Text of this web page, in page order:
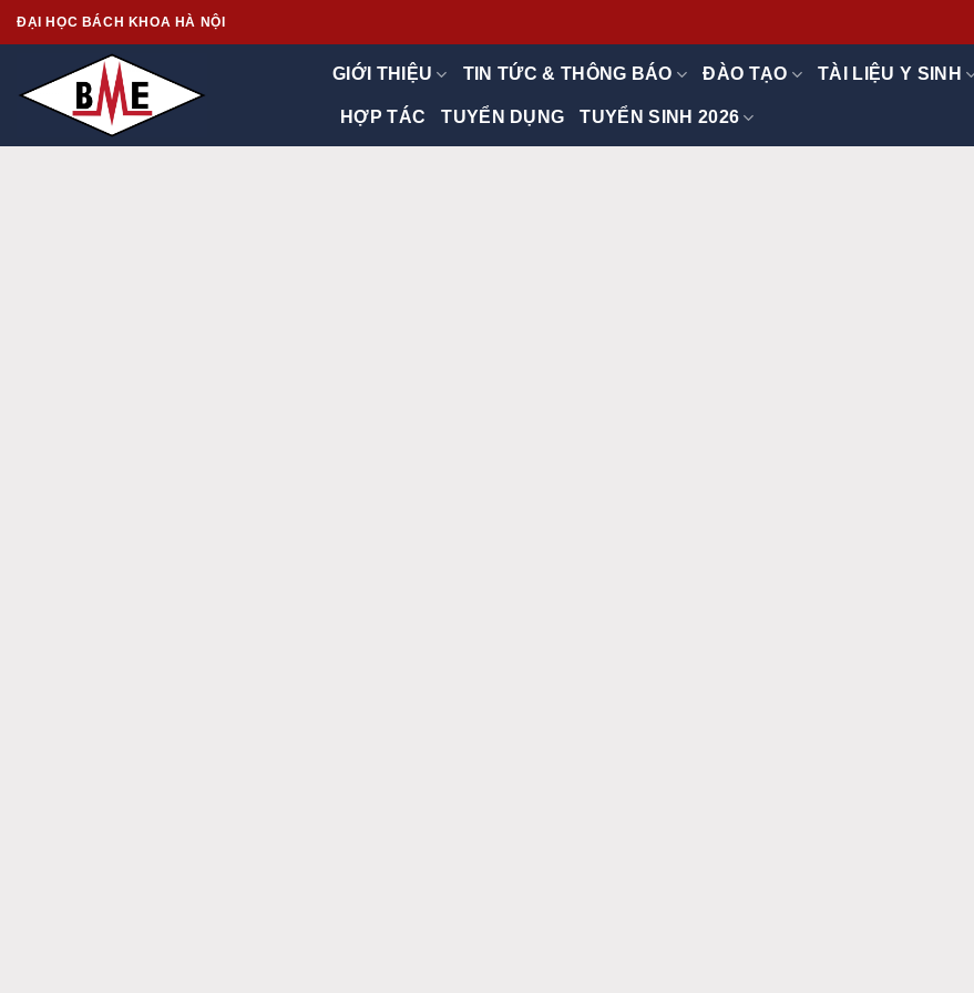
Skip
to
ĐẠI HỌC BÁCH KHOA HÀ NỘI
GIỚI THIỆU TIN TỨC & THÔNG BÁO ĐÀO TẠO TÀI LIỆU Y SINH
HỢP TÁC TUYỂN DỤNG TUYỂN SINH 2026